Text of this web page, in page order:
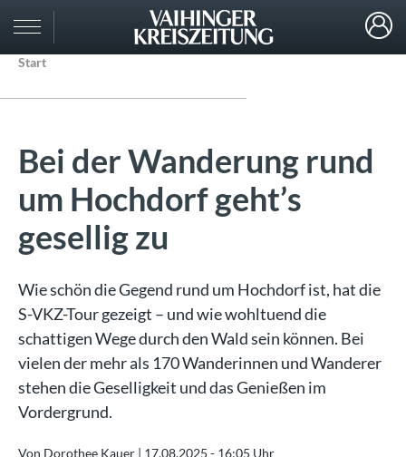
Start
Bei der Wanderung rund
um Hochdorf geht’s
gesellig zu
Wie schön die Gegend rund um Hochdorf ist, hat die
S-VKZ-Tour gezeigt – und wie wohltuend die
schattigen Wege durch den Wald sein können. Bei
vielen der mehr als 170 Wanderinnen und Wanderer
stehen die Geselligkeit und das Genießen im
Vordergrund.
Von Dorothee Kauer | 17.08.2025 - 16:05 Uhr